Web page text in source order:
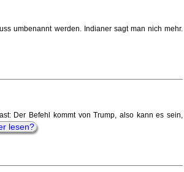
umbenannt werden. Indianer sagt man nich mehr.
Der Befehl kommt von Trump, also kann es sein,
lesen?